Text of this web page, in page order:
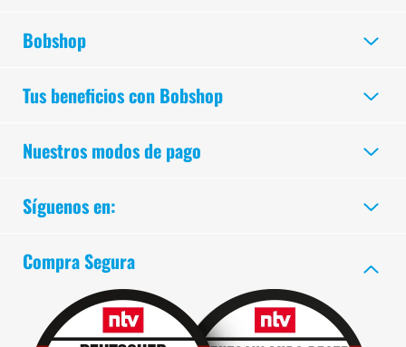
Bobshop
Tus beneficios con Bobshop
Nuestros modos de pago
Síguenos en:
Compra Segura